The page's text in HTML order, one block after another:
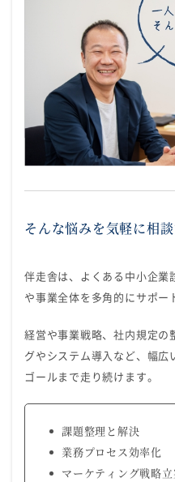
そんな悩みを気軽に相
伴走舎は、よくある中小企業
や事業全体を多角的にサポー
経営や事業戦略、社内規定の
グやシステム導入など、幅
ゴールまで走り続けます。
課題整理と解決
業務プロセス効率化
マーケティング戦略立